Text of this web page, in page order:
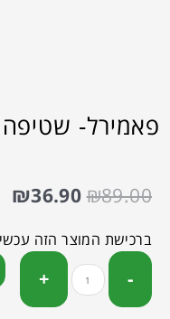
₪89.00
₪36.90
ברכישת המוצר הזה